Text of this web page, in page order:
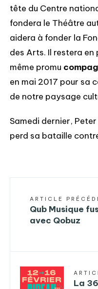
tête du Centre
fondera le Théâtre
aidera à fonder la
des Arts. Il restera en
même promu
en mai 2017 pour sa
de notre paysage
Samedi dernier,
perd sa bataille
ARTICLE
Qub Musique
avec Qobuz
La